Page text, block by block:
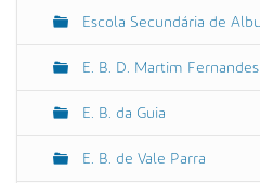
Escola Secundária de
E. B. D. Martim Fernandes
E. B. da Guia
E. B. de Vale Parra